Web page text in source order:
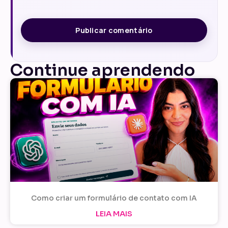
Continue aprendendo
Como criar um formulário de contato com IA
LEIA MAIS